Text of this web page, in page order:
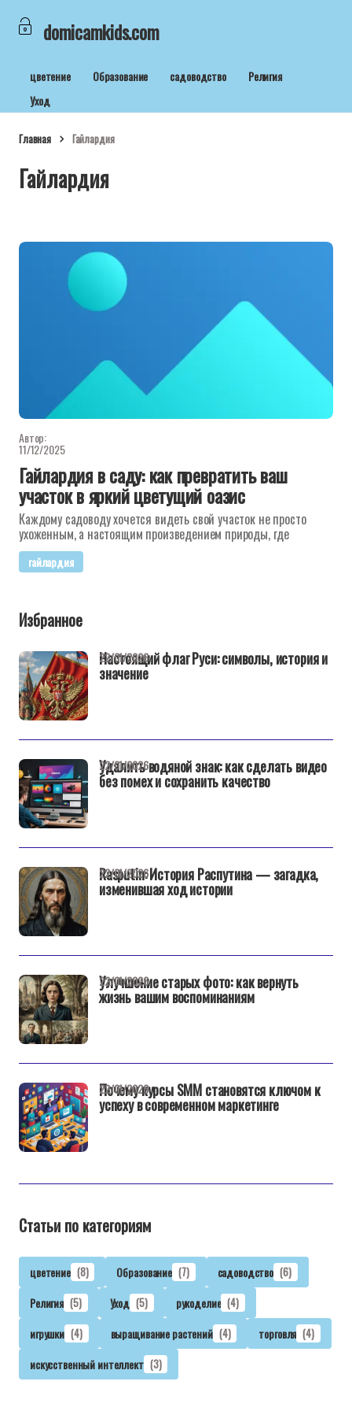
domicamkids.com
цветение Образование садоводство
Религия
Уход
Главная Гайлардия
Гайлардия
Автор:
11/12/2025
Гайлардия в саду: как превратить ваш
участок в яркий цветущий оазис
Каждому садоводу хочется видеть свой участок не просто
ухоженным, а настоящим произведением природы, где
гайлардия
Избранное
Настоящий флаг Руси: символы, история и
значение
22/01/2026
Удалить водяной знак: как сделать видео
без помех и сохранить качество
22/01/2026
Rasputin: История Распутина — загадка,
изменившая ход истории
22/01/2026
Улучшение старых фото: как вернуть
жизнь вашим воспоминаниям
22/01/2026
Почему курсы SMM становятся ключом к
успеху в современном маркетинге
22/01/2026
Статьи по категориям
цветение (8) Образование (7) садоводство (6)
Религия (5) Уход (5) рукоделие (4)
игрушки (4) выращивание растений (4) торговля (4)
искусственный интеллект (3)